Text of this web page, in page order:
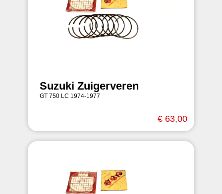
Suzuki Zuigerveren
GT 750 LC 1974-1977
€ 63,00